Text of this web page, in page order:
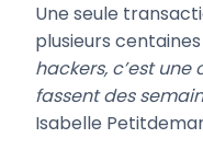
Une seule
plusieurs
hackers, c’est une
fassent des
Isabelle